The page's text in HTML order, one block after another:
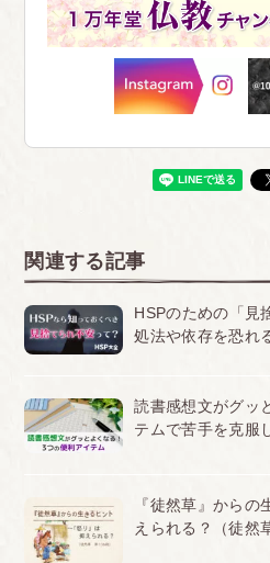
関連する記事
HSPのための「見
処法や依存を恐れ
読書感想文がグッ
テムで苦手を克服
『徒然草』から
えられる？（徒然